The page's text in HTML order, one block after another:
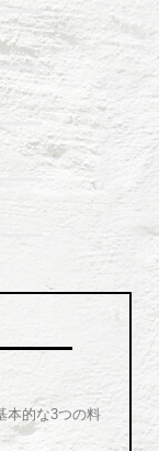
本的な3つの料